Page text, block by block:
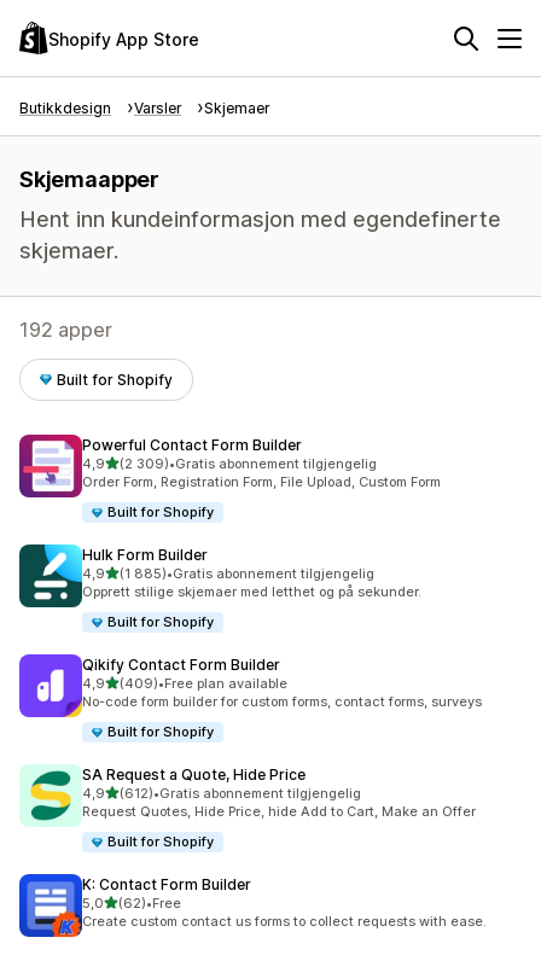
Shopify App Store
Butikkdesign Varsler Skjemaer
Skjemaapper
Hent inn kundeinformasjon med egendefinerte
skjemaer.
192 apper
Built for Shopify
Powerful Contact Form Builder
4,9av 5 stjerner
(2 309)
Totalt 2309 omtaler
•Gratis abonnement tilgjengelig
Order Form, Registration Form, File Upload, Custom Form
Built for Shopify
Hulk Form Builder
4,9av 5 stjerner
(1 885)
Totalt 1885 omtaler
•Gratis abonnement tilgjengelig
Opprett stilige skjemaer med letthet og på sekunder.
Built for Shopify
Qikify Contact Form Builder
4,9av 5 stjerner
(409)
Totalt 409 omtaler
•Free plan available
No-code form builder for custom forms, contact forms, surveys
Built for Shopify
SA Request a Quote, Hide Price
4,9av 5 stjerner
(612)
Totalt 612 omtaler
•Gratis abonnement tilgjengelig
Request Quotes, Hide Price, hide Add to Cart, Make an Offer
Built for Shopify
K: Contact Form Builder
5,0av 5 stjerner
(62)
Totalt 62 omtaler
•Free
Create custom contact us forms to collect requests with ease.